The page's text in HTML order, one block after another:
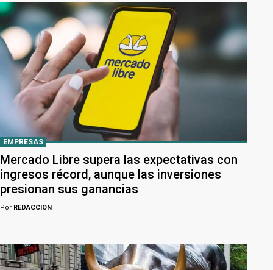
EMPRESAS
Mercado Libre supera las expectativas con
ingresos récord, aunque las inversiones
presionan sus ganancias
Por REDACCION